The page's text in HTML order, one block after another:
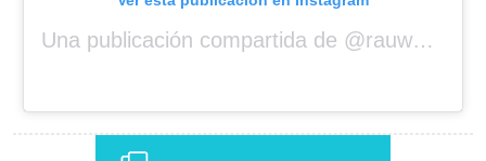
Una publicación compartida de @rauwalejandro